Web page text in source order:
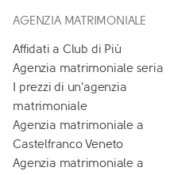
AGENZIA MATRIMONIALE
Affidati a Club di Più
Agenzia matrimoniale seria
I prezzi di un'agenzia
matrimoniale
Agenzia matrimoniale a
Castelfranco Veneto
Agenzia matrimoniale a